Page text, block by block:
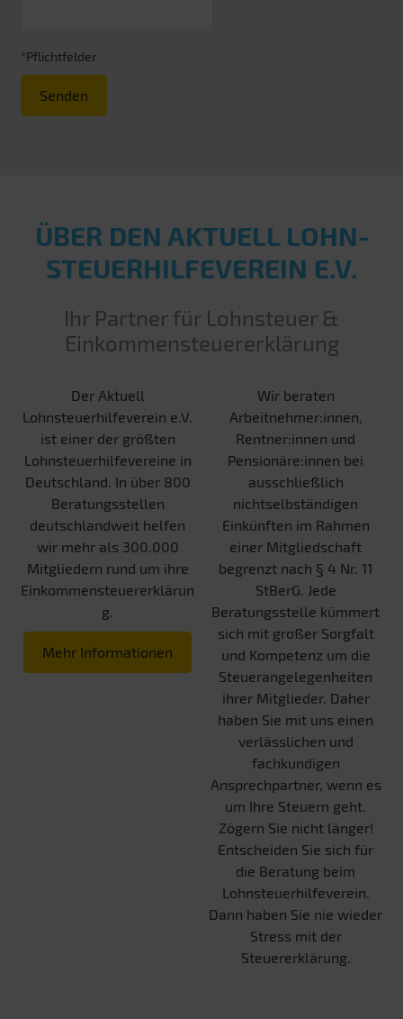
*Pflichtfelder
Senden
ÜBER DEN AKTUELL LOHN­
STEUER­HILFE­VEREIN E.V.
Ihr Partner für Lohnsteuer &
Einkommensteuererklärung
Der Aktuell
Lohnsteuerhilfeverein e.V.
ist einer der größten
Lohnsteuerhilfevereine in
Deutschland. In über 800
Beratungsstellen
deutschlandweit helfen
wir mehr als 300.000
Mitgliedern rund um ihre
Einkommensteuererklärun
g.
Mehr Informationen
Wir beraten
Arbeitnehmer:innen,
Rentner:innen und
Pensionäre:innen bei
ausschließlich
nichtselbständigen
Einkünften im Rahmen
einer Mitgliedschaft
begrenzt nach § 4 Nr. 11
StBerG. Jede
Beratungsstelle kümmert
sich mit großer Sorgfalt
und Kompetenz um die
Steuerangelegenheiten
ihrer Mitglieder. Daher
haben Sie mit uns einen
verlässlichen und
fachkundigen
Ansprechpartner, wenn es
um Ihre Steuern geht.
Zögern Sie nicht länger!
Entscheiden Sie sich für
die Beratung beim
Lohnsteuerhilfeverein.
Dann haben Sie nie wieder
Stress mit der
Steuererklärung.